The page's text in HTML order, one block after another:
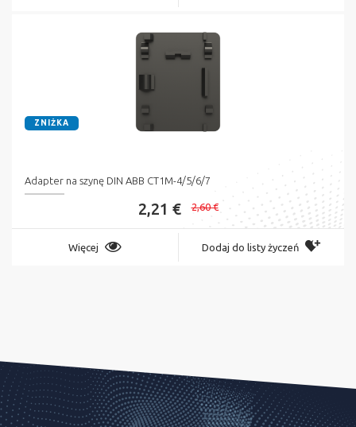
ZNIŻKA
Adapter na szynę DIN ABB CT1M-4/5/6/7
2,21 € 2,60 €
Więcej Dodaj do listy życzeń